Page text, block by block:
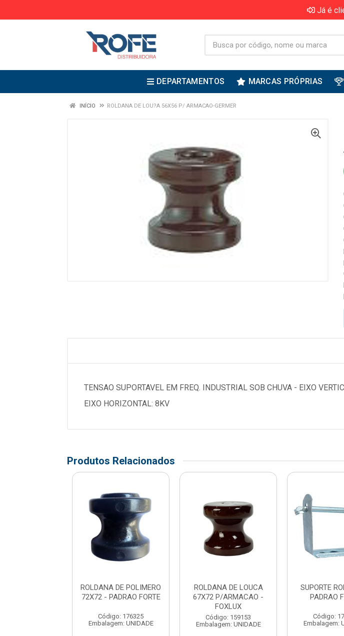
Já é
DEPARTAMENTOS MARCAS PRÓPRIAS
INÍCIO ROLDANA DE LOU?A 56X56 P/ ARMACAO-GERMER
TENSAO SUPORTAVEL EM FREQ. INDUSTRIAL SOB CHUVA - EIXO
EIXO HORIZONTAL: 8KV
Produtos Relacionados
ROLDANA DE POLIMERO
72X72 - PADRAO FORTE
Código: 176325
Embalagem: UNIDADE
ROLDANA DE LOUCA
67X72 P/ARMACAO -
FOXLUX
Código: 159153
Embalagem: UNIDADE
SUPORTE
PADRAO
Código:
Embalagem: